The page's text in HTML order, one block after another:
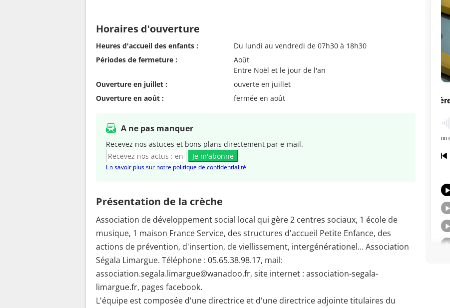
Horaires d'ouverture
Heures d'accueil des enfants :
Du lundi au vendredi de 07h30 à 18h30
Périodes de fermeture :
Août
Entre Noël et le jour de l'an
Ouverture en juillet :
ouverte en juillet
Ouverture en août :
fermée en août
A ne pas manquer
Recevez nos astuces et bons plans directement par e-mail.
Je m'abonne
En savoir plus sur notre politique de confidentialité
Présentation de la crèche
Association de développement social local qui gère 2 centres sociaux, 1 école de
musique, 1 maison France Service, des structures d'accueil Petite Enfance, des
actions de prévention, d'insertion, de viellissement, intergénérationel... Association
Ségala Limargue. Téléphone : 05.65.38.98.17, mail:
association.segala.limargue@wanadoo.fr, site internet : association-segala-
limargue.fr, pages facebook.
L'équipe est composée d'une directrice et d'une directrice adjointe titulaires du